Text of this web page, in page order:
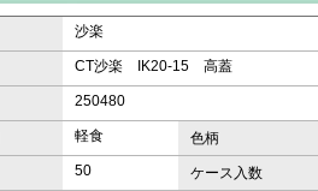
沙楽
CT沙楽 IK20-15 高蓋
250480
軽食 色柄
50 ケース入数